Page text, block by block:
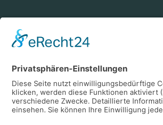
Zahlungsarten